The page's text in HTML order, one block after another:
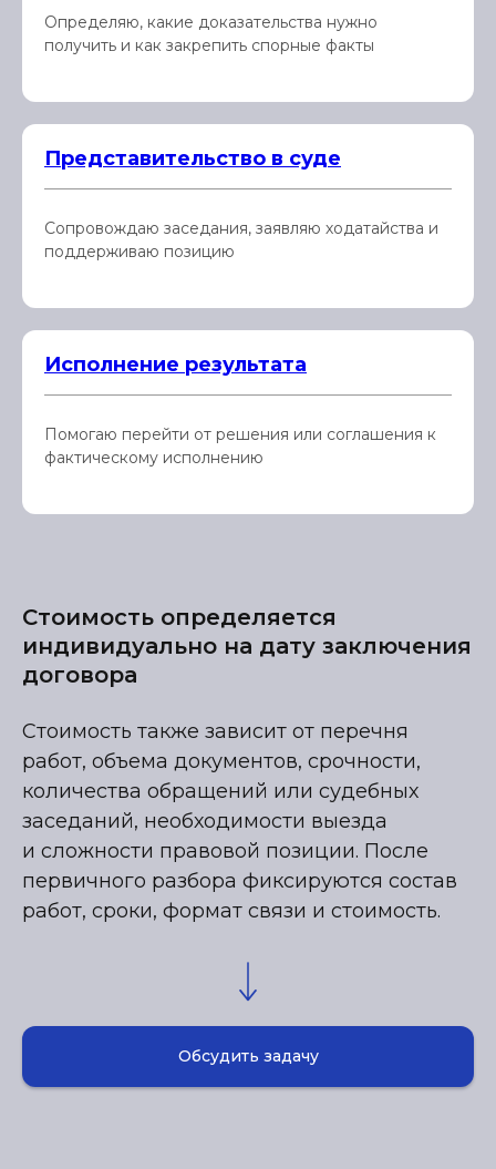
Определяю, какие доказательства нужно
получить и как закрепить спорные факты
Представительство в суде
Сопровождаю заседания, заявляю ходатайства и
поддерживаю позицию
Исполнение результата
Помогаю перейти от решения или соглашения к
фактическому исполнению
Стоимость определяется
индивидуально на дату заключения
договора
Стоимость также зависит от перечня
работ, объема документов, срочности,
количества обращений или судебных
заседаний, необходимости выезда
и сложности правовой позиции. После
первичного разбора фиксируются состав
работ, сроки, формат связи и стоимость.
Обсудить задачу